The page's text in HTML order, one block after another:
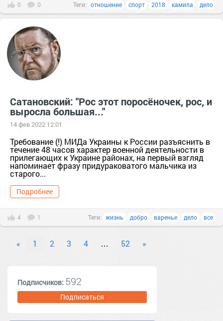
0 0 Теги: отношение спорт 2018 камила дело
Сатановский: "Рос этот поросёночек, рос, и
выросла большая..."
14 фев 2022 12:01
Требование (!) МИДа Украины к России разъяснить в
течение 48 часов характер военной деятельности в
прилегающих к Украине районах, на первый взгляд
напоминает фразу придураковатого мальчика из
старого...
Подробнее
4 1 Теги: жизнь добро варенье дело все
« 1 2 3 4 … 52 »
Подписчиков: 592
Подписаться